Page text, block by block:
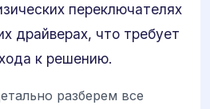
переключателях
драйверах, что требует
к решению.
разберем все